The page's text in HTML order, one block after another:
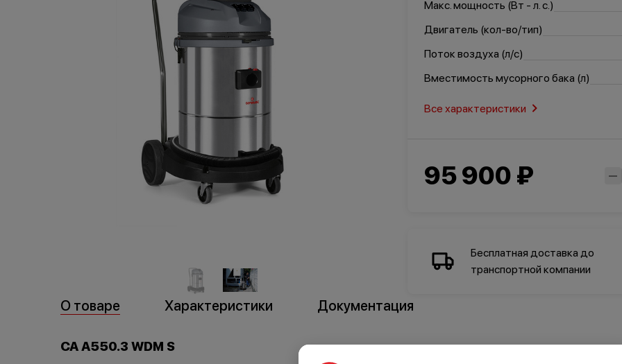
Макс. мощность (Вт - л. с.)
Двигатель (кол-во/тип)
Поток воздуха (л/с)
Вместимость мусорного бака (л)
Все характеристики
95 900 ₽
Бесплатная доставка до
транспортной компании
О товаре Характеристики Документация
CA A550.3 WDM S